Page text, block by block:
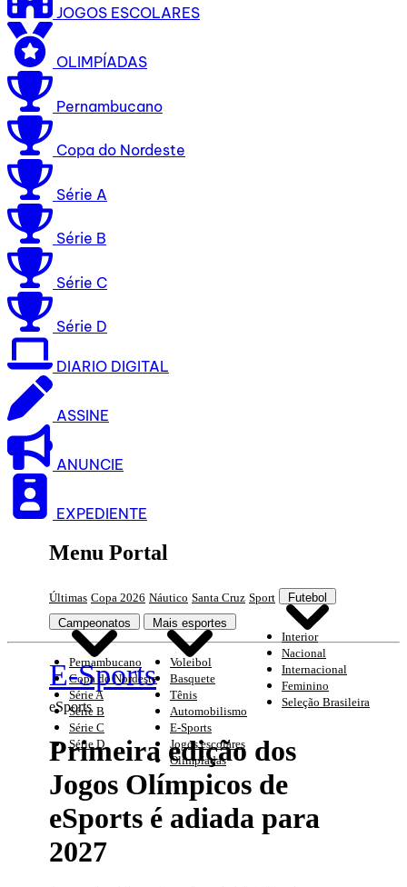
JOGOS ESCOLARES
OLIMPÍADAS
Pernambucano
Copa do Nordeste
Série A
Série B
Série C
Série D
DIARIO DIGITAL
ASSINE
ANUNCIE
EXPEDIENTE
Menu Portal
Últimas Copa 2026 Náutico Santa Cruz Sport Futebol
Interior
Nacional
Internacional
Feminino
Seleção Brasileira
Campeonatos
Pernambucano
Copa do Nordeste
Série A
Série B
Série C
Série D
Mais esportes
Voleibol
Basquete
Tênis
Automobilismo
E-Sports
Jogos escolares
Olimpíadas
E-Sports
eSports
Primeira edição dos
Jogos Olímpicos de
eSports é adiada para
2027